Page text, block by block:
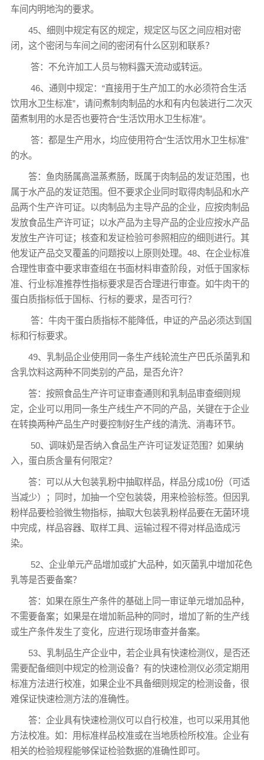
车间内明地沟的要求。
45、细则中规定有区的规定，规定区与区之间应相对密
闭，这个密闭与车间之间的密闭有什么区别和联系？
答：不允许加工人员与物料露天流动或转运。
46、通则中规定：“直接用于生产加工的水必须符合生活
饮用水卫生标准”，请问煮制肉制品的水和有内包装进行二次灭
菌煮制用的水是否也要符合“生活饮用水卫生标准”。
答：都是生产用水，均应使用符合“生活饮用水卫生标准”
的水。
答：鱼肉肠属高温蒸煮肠，既属于肉制品的发证范围，也
属于水产品的发证范围。但不要求企业同时取得肉制品和水产
品两个生产许可证。以肉制品为主导产品的企业，应按肉制品
发放食品生产许可证；以水产品为主导产品的企业应按水产品
发放生产许可证；核查和发证检验可参照相应的细则进行。其
他发证产品交叉覆盖的问题按以上原则处理。48、在企业标准
合理性审查中要求审查组在书面材料审查阶段，对低于国家标
准、行业标准推荐性指标要求是否合理进行审查。如牛肉干的
蛋白质指标低于国标、行标的要求，是否可行？
答：牛肉干蛋白质指标不能降低，申证的产品必须达到国
标和行标要求。
49、乳制品企业使用同一条生产线轮流生产巴氏杀菌乳和
含乳饮料这两种不同类别的产品，是否允许？
答：按照食品生产许可证审查通则和乳制品审查细则规
定，企业可以用同一条生产线生产不同的产品，关键在于企业
在转换两种产品生产时要控制好生产线的清洗、消毒环节。
50、调味奶是否纳入食品生产许可证发证范围？如果纳
入，蛋白质含量有何限定？
答：可以从大包装乳粉中抽取样品，样品分成10份（可适
当减少）；同时，加抽一个空包装袋，用来检验标签。但因乳
粉样品要检验微生物指标，抽取大包装乳粉样品要在无菌环境
中完成，样品容器、取样工具、运输过程不得对样品造成污
染。
52、企业单元产品增加或扩大品种，如灭菌乳中增加花色
乳等是否要备案？
答：如果在原生产条件的基础上同一审证单元增加品种，
不需要备案；如果是在增加新品种的同时，增加了新的生产线
或生产条件发生了变化，应进行现场审查并备案。
53、乳制品生产企业中，若企业具有快速检测仪，是否还
需要配备细则中规定的检测设备？有的快速检测仪必须定期用
标准方法进行校准，如果企业不具备细则规定的检测设备，很
难保证快速检测方法的准确性。
答：企业具有快速检测仪可以自行校准，也可以采用其他
方法校准。如：用标准样品校准或在当地质检所校准。企业有
相关的检验规程能够保证检验数据的准确性即可。